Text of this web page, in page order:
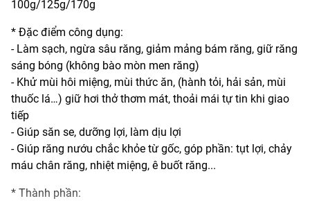
100g/125g/170g
* Đặc điểm công dụng:
- Làm sạch, ngừa sâu răng, giảm mảng bám răng, giữ răng
sáng bóng (không bào mòn men răng)
- Khử mùi hôi miệng, mùi thức ăn, (hành tỏi, hải sản, mùi
thuốc lá…) giữ hơi thở thơm mát, thoải mái tự tin khi giao
tiếp
- Giúp săn se, dưỡng lợi, làm dịu lợi
- Giúp răng nướu chắc khỏe từ gốc, góp phần: tụt lợi, chảy
máu chân răng, nhiệt miệng, ê buốt răng...
* Thành phần: